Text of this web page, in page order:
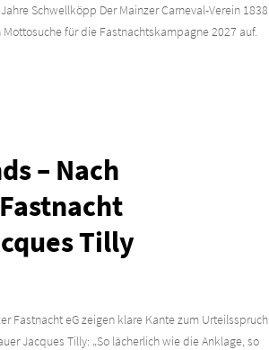
Schwellköpp Der Mainzer Carneval-Verein 1838
für die Fastnachtskampagne 2027 auf.
– Nach
Tilly
Fastnacht eG zeigen klare Kante zum Urteilsspruch
Jacques Tilly: „So lächerlich wie die Anklage, so